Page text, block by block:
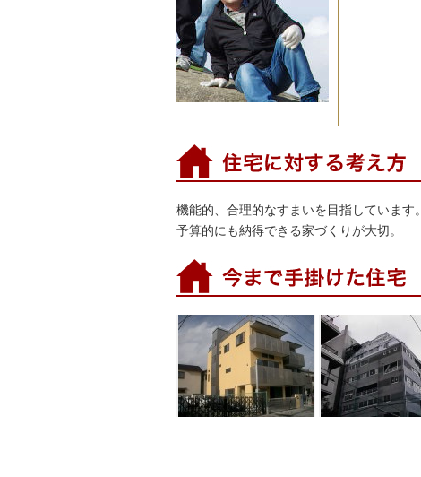
機能的、合理的なすまいを目指しています。
予算的にも納得できる家づくりが大切。